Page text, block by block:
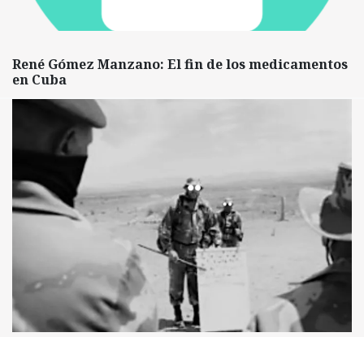
René Gómez Manzano: El fin de los medicamentos
en Cuba